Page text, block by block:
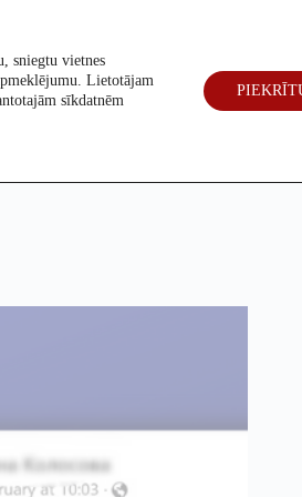
Vēlēšanas 2026
sniegtu vietnes
Lietotājam
sīkdatnēm